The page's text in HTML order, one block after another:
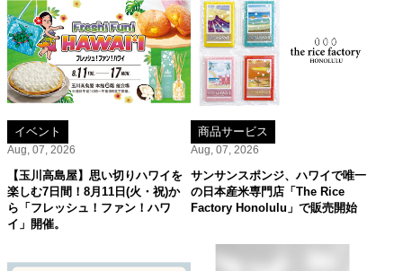
イベント
Aug, 07, 2026
【玉川高島屋】思い切りハワイを
楽しむ7日間！8月11日(火・祝)か
ら「フレッシュ！ファン！ハワ
イ」開催。
商品サービス
Aug, 07, 2026
サンサンスポンジ、ハワイで唯一
の日本産米専門店「The Rice
Factory Honolulu」で販売開始